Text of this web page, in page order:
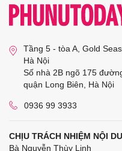
Tầng 5 - tòa A, Gold
Hà Nội
Số nhà 2B ngõ 175
quận Long Biên, Hà Nội
0936 99 3933
CHỊU TRÁCH NHIỆM NỘI
Bà Nguyễn Thùy Linh